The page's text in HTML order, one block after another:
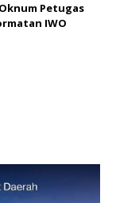
Petugas
IWO